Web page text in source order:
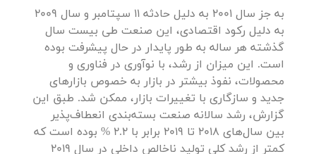
به جز سال 2001 به دلیل حادثه 11 سپتامبر و سال 2009
به دلیل رکود اقتصادی، این صنعت طی بیست سال
گذشته هر ساله به طور پایدار در حال پیشرفت بوده
است. این میزان از رشد، با نوآوری در فناوری و
محصولات، نفوذ بیشتر در بازار به خصوص بازارهای
جدید و سازگاری با تغییرات بازار، ممکن شد. طبق این
گزارش، رشد سالانه صنعت بسته‌بندی انعطاف‌پذیر
بین سال‌های 2018 تا 2019 برابر با 2.2 % بوده است که
کمتر از رشد کلی تولید ناخالص داخلی در سال 2019